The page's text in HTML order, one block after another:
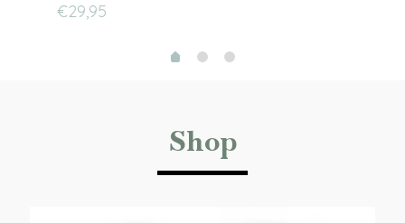
€29,95
Shop